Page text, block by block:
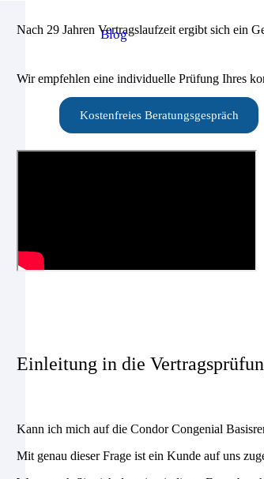
Blog
Kostenfreies Beratungsgespräch
Nach 29 Jahren Vertragslaufzeit ergibt sich ein
Wir empfehlen eine individuelle Prüfung Ihres
Einleitung in die
Kann ich mich auf die Condor Congenial
Mit genau dieser Frage ist ein Kunde auf uns